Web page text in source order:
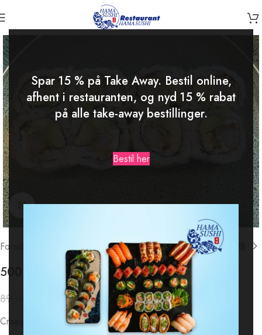
Spar 15 % på Take Away. Bestil online,
afhent i restauranten, og nyd 15 % rabat
på alle take-away bestillinger.
Bestil her
Klik for at forstørre
Forside Nye roll (8stk.)
500. Crispy Rejer Dream Rulle
89,00 75,65kr.
Crispy Rejer, Philadelphia, Avocado. rullet i Sesam.